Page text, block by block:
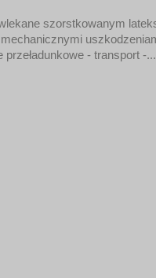
szorstkowanym
- transport -...